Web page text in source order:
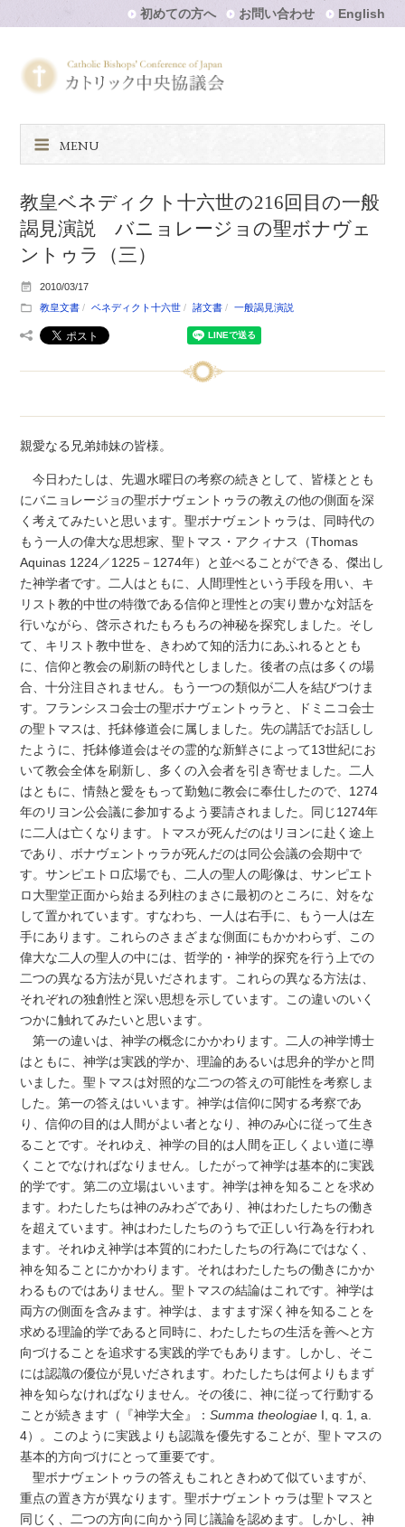
初めての方へ お問い合わせ English
MENU
教皇ベネディクト十六世の216回目の一般
謁見演説 バニョレージョの聖ボナヴェ
ントゥラ（三）
2010/03/17
教皇文書
ベネディクト十六世 諸文書 一般謁見演説
親愛なる兄弟姉妹の皆様。
今日わたしは、先週水曜日の考察の続きとして、皆様ととも
にバニョレージョの聖ボナヴェントゥラの教えの他の側面を深
く考えてみたいと思います。聖ボナヴェントゥラは、同時代の
もう一人の偉大な思想家、聖トマス・アクィナス（Thomas
Aquinas 1224／1225－1274年）と並べることができる、傑出し
た神学者です。二人はともに、人間理性という手段を用い、キ
リスト教的中世の特徴である信仰と理性との実り豊かな対話を
行いながら、啓示されたもろもろの神秘を探究しました。そし
て、キリスト教中世を、きわめて知的活力にあふれるととも
に、信仰と教会の刷新の時代としました。後者の点は多くの場
合、十分注目されません。もう一つの類似が二人を結びつけま
す。フランシスコ会士の聖ボナヴェントゥラと、ドミニコ会士
の聖トマスは、托鉢修道会に属しました。先の講話でお話しし
たように、托鉢修道会はその霊的な新鮮さによって13世紀にお
いて教会全体を刷新し、多くの入会者を引き寄せました。二人
はともに、情熱と愛をもって勤勉に教会に奉仕したので、1274
年のリヨン公会議に参加するよう要請されました。同じ1274年
に二人は亡くなります。トマスが死んだのはリヨンに赴く途上
であり、ボナヴェントゥラが死んだのは同公会議の会期中で
す。サンピエトロ広場でも、二人の聖人の彫像は、サンピエト
ロ大聖堂正面から始まる列柱のまさに最初のところに、対をな
して置かれています。すなわち、一人は右手に、もう一人は左
手にあります。これらのさまざまな側面にもかかわらず、この
偉大な二人の聖人の中には、哲学的・神学的探究を行う上での
二つの異なる方法が見いだされます。これらの異なる方法は、
それぞれの独創性と深い思想を示しています。この違いのいく
つかに触れてみたいと思います。
第一の違いは、神学の概念にかかわります。二人の神学博士
はともに、神学は実践的学か、理論的あるいは思弁的学かと問
いました。聖トマスは対照的な二つの答えの可能性を考察しま
した。第一の答えはいいます。神学は信仰に関する考察であ
り、信仰の目的は人間がよい者となり、神のみ心に従って生き
ることです。それゆえ、神学の目的は人間を正しくよい道に導
くことでなければなりません。したがって神学は基本的に実践
的学です。第二の立場はいいます。神学は神を知ることを求め
ます。わたしたちは神のみわざであり、神はわたしたちの働き
を超えています。神はわたしたちのうちで正しい行為を行われ
ます。それゆえ神学は本質的にわたしたちの行為にではなく、
神を知ることにかかわります。それはわたしたちの働きにかか
わるものではありません。聖トマスの結論はこれです。神学は
両方の側面を含みます。神学は、ますます深く神を知ることを
求める理論的学であると同時に、わたしたちの生活を善へと方
向づけることを追求する実践的学でもあります。しかし、そこ
には認識の優位が見いだされます。わたしたちは何よりもまず
神を知らなければなりません。その後に、神に従って行動する
ことが続きます（『神学大全』：Summa theologiae I, q. 1, a.
4）。このように実践よりも認識を優先することが、聖トマスの
基本的方向づけにとって重要です。
聖ボナヴェントゥラの答えもこれときわめて似ていますが、
重点の置き方が異なります。聖ボナヴェントゥラは聖トマスと
同じく、二つの方向に向かう同じ議論を認めます。しかし、神